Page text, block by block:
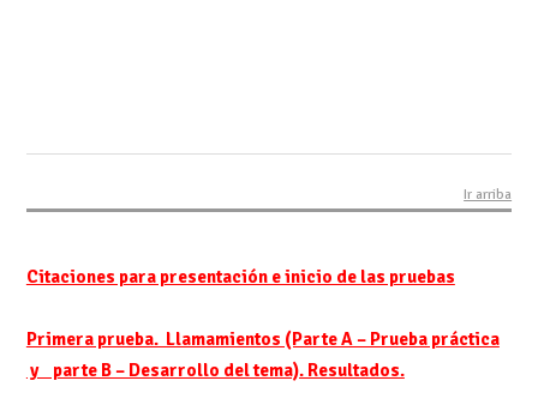
Ir arriba
Citaciones para presentación e inicio de las pruebas
Primera prueba. Llamamientos (Parte A – Prueba práctica
y parte B – Desarrollo del tema). Resultados.